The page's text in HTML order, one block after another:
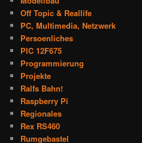
Off Topic & Reallife
PC, Multimedia, Netzwerk
Persoenliches
PIC 12F675
Programmierung
Projekte
Ralfs Bahn!
Raspberry Pi
Regionales
Rex RS460
Rumgebastel